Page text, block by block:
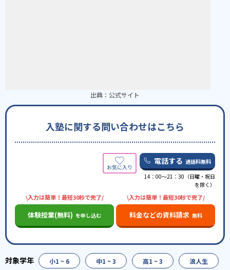
出典： 公式サイト
入塾に関する問い合わせはこちら
電話する 通話料無料
14：00〜21：30（日曜・祝日
を除く）
\入力は簡単！最短30秒で完了/
体験授業(無料) を申し込む
\入力は簡単！最短30秒で完了/
料金などの資料請求 無料
小1 ~ 6 中1 ~ 3 高1 ~ 3 浪人生